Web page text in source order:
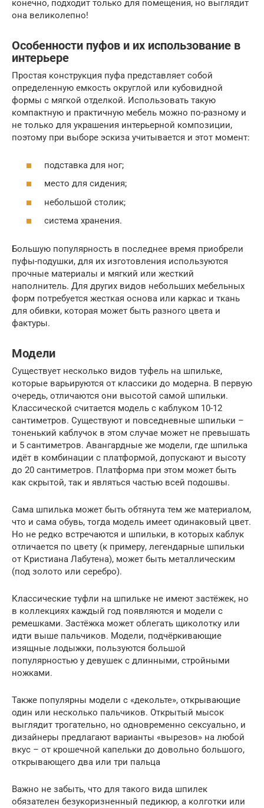
конечно, подходит только для помещения, но выглядит
она великолепно!
Особенности пуфов и их использование в
интерьере
Простая конструкция пуфа представляет собой
определенную емкость округлой или кубовидной
формы с мягкой отделкой. Использовать такую
компактную и практичную мебель можно по-разному и
не только для украшения интерьерной композиции,
поэтому при выборе эскиза учитывается и этот момент:
подставка для ног;
место для сидения;
небольшой столик;
система хранения.
Большую популярность в последнее время приобрели
пуфы-подушки, для их изготовления используются
прочные материалы и мягкий или жесткий
наполнитель. Для других видов небольших мебельных
форм потребуется жесткая основа или каркас и ткань
для обивки, которая может быть разного цвета и
фактуры.
Модели
Существует несколько видов туфель на шпильке,
которые варьируются от классики до модерна. В первую
очередь, отличаются они высотой самой шпильки.
Классической считается модель с каблуком 10-12
сантиметров. Существуют и повседневные шпильки –
тоненький каблучок в этом случае может не превышать
и 5 сантиметров. Авангардные же модели, где шпилька
идёт в комбинации с платформой, допускают и высоту
до 20 сантиметров. Платформа при этом может быть
как скрытой, так и являться частью всей подошвы.
Сама шпилька может быть обтянута тем же материалом,
что и сама обувь, тогда модель имеет одинаковый цвет.
Но не редко встречаются и шпильки, в которых каблук
отличается по цвету (к примеру, легендарные шпильки
от Кристиана Лабутена), может быть металлическим
(под золото или серебро).
Классические туфли на шпильке не имеют застёжек, но
в коллекциях каждый год появляются и модели с
ремешками. Застёжка может облегать щиколотку или
идти выше пальчиков. Модели, подчёркивающие
изящные лодыжки, пользуются большой
популярностью у девушек с длинными, стройными
ножками.
Также популярны модели с «декольте», открывающие
один или несколько пальчиков. Открытый мысок
выглядит трогательно, но одновременно сексуально, и
дизайнеры предлагают варианты «вырезов» на любой
вкус – от крошечной капельки до довольно большого,
открывающего два или три пальца
Важно не забыть, что для такого вида шпилек
обязателен безукоризненный педикюр, а колготки или